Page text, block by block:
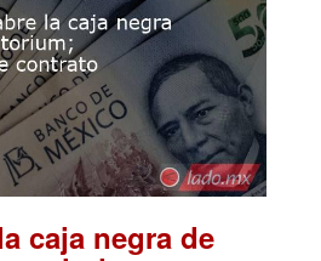
caja negra de